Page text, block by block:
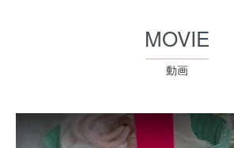
MOVIE
動画